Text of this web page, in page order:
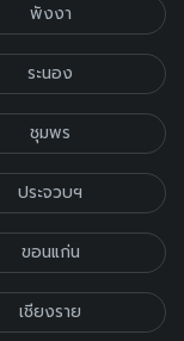
พังงา
ระนอง
ชุมพร
ประจวบฯ
ขอนแก่น
เชียงราย